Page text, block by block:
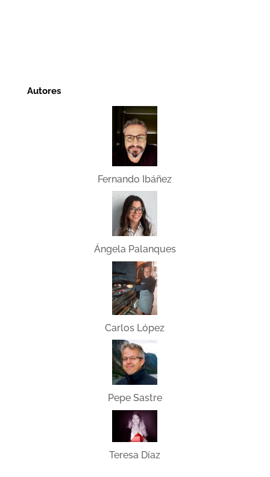
Autores
Fernando Ibáñez
Ángela Palanques
Carlos López
Pepe Sastre
Teresa Díaz